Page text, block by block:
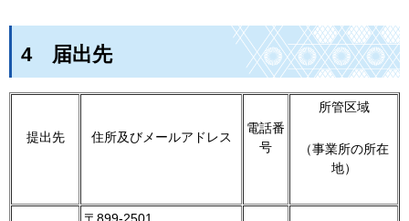
4 届出先
提出先 住所及びメールアドレス
電話番
号
所管区域
（事業所の所在
地）